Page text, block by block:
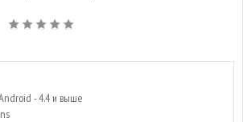
- 4.4 и выше